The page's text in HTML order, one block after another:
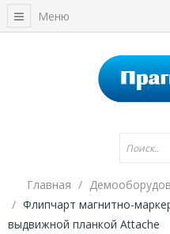
Меню
Главная
Флипчарт магнитно-
выдвижной планкой Attache